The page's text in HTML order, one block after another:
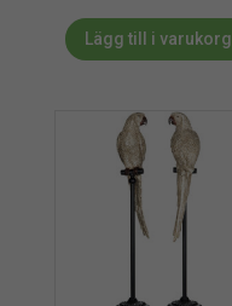
Lägg till i varukorg